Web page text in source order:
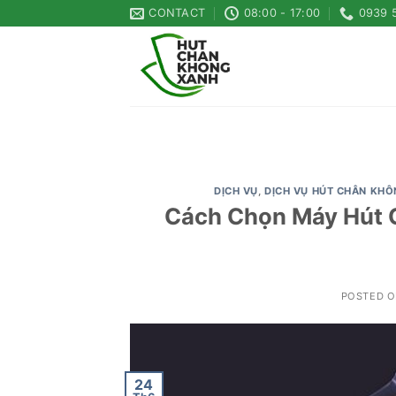
to
CONTACT 08:00 - 17:00 0939
DỊCH VỤ,DỊCH VỤ HÚT CHÂN
Cách Chọn Máy Hút
POSTED
24